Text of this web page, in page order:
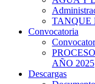
TANQUE
Convocatoria
AÑO 2025
Descargas